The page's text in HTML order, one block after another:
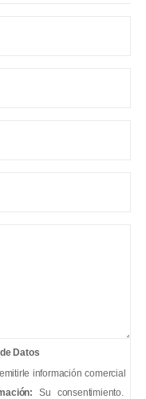
Datos
información comercial
Su consentimiento.